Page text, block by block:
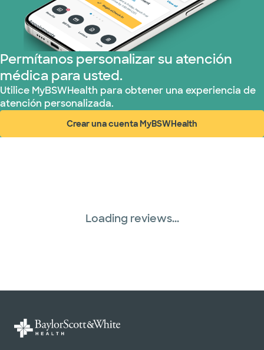
Permítanos personalizar su atención
médica para usted.
Utilice MyBSWHealth para obtener una experiencia de
atención personalizada.
Crear una cuenta MyBSWHealth
(abre en ventana nueva)
Loading reviews...